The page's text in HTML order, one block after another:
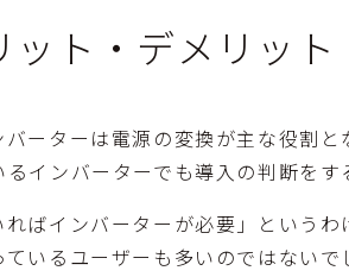
ット・デメリッ
ーターは電源の変換が主な役割
インバーターでも導入の判断をす
ばインバーターが必要」という
いるユーザーも多いのではない